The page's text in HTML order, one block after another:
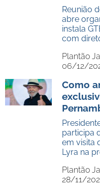
Reunião
abre
instala
com
Plantão
06/12/
Como
participa
em visita
Lyra na
Plantão
28/11/